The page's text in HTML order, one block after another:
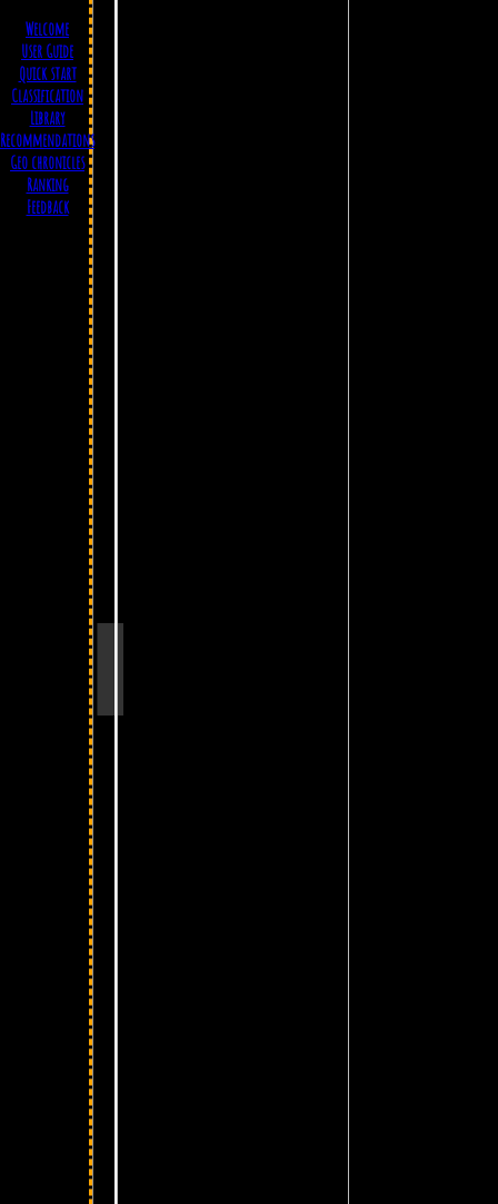
Welcome
User Guide
Quick start
Classification
Library
Recommendations
Geo chronicles
Ranking
Feedback